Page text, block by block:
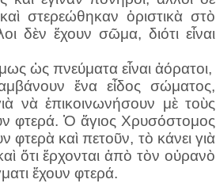
στερεώθηκαν ὁριστικὰ στὸ
δὲν ἔχουν σῶμα, διότι εἶναι
ὡς πνεύματα εἶναι ἀόρατοι,
ἕνα εἶδος σώματος,
νὰ ἐπικοινωνήσουν μὲ τοὺς
φτερά. Ὁ ἅγιος Χρυσόστομος
φτερὰ καὶ πετοῦν, τὸ κάνει γιὰ
ὅτι ἔρχονται ἀπὸ τὸν οὐρανὸ
ἔχουν φτερά.